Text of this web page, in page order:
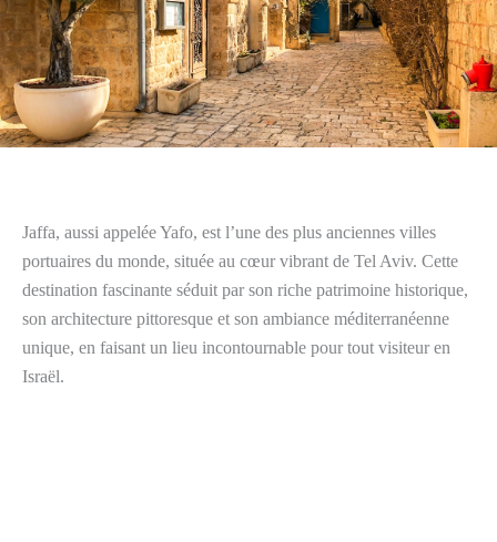
Jaffa, aussi appelée Yafo, est l’une des plus anciennes villes
portuaires du monde, située au cœur vibrant de Tel Aviv. Cette
destination fascinante séduit par son riche patrimoine historique,
son architecture pittoresque et son ambiance méditerranéenne
unique, en faisant un lieu incontournable pour tout visiteur en
Israël.